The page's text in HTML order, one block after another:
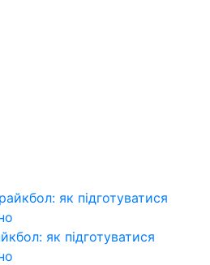
як підготуватися